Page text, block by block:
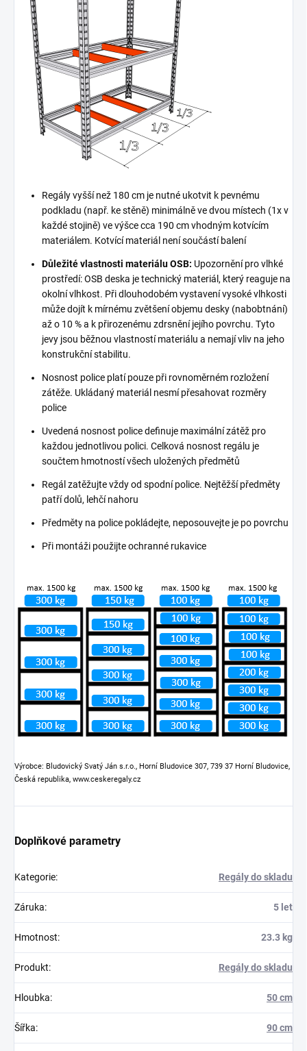
Regály vyšší než 180 cm je nutné ukotvit k pevnému
podkladu (např. ke stěně) minimálně ve dvou místech (1x v
každé stojině) ve výšce cca 190 cm vhodným kotvícím
materiálem. Kotvící materiál není součástí balení
Důležité vlastnosti materiálu OSB: Upozornění pro vlhké
prostředí: OSB deska je technický materiál, který reaguje na
okolní vlhkost. Při dlouhodobém vystavení vysoké vlhkosti
může dojít k mírnému zvětšení objemu desky (nabobtnání)
až o 10 % a k přirozenému zdrsnění jejího povrchu. Tyto
jevy jsou běžnou vlastností materiálu a nemají vliv na jeho
konstrukční stabilitu.
Nosnost police platí pouze při rovnoměrném rozložení
zátěže. Ukládaný materiál nesmí přesahovat rozměry
police
Uvedená nosnost police definuje maximální zátěž pro
každou jednotlivou polici. Celková nosnost regálu je
součtem hmotností všech uložených předmětů
Regál zatěžujte vždy od spodní police. Nejtěžší předměty
patří dolů, lehčí nahoru
Předměty na police pokládejte, neposouvejte je po povrchu
Při montáži použijte ochranné rukavice
Výrobce: Bludovický Svatý Ján s.r.o., Horní Bludovice 307, 739 37 Horní Bludovice,
Česká republika, www.ceskeregaly.cz
Doplňkové parametry
Kategorie: Regály do skladu
Záruka: 5 let
Hmotnost: 23.3 kg
Produkt: Regály do skladu
Hloubka: 50 cm
Šířka: 90 cm